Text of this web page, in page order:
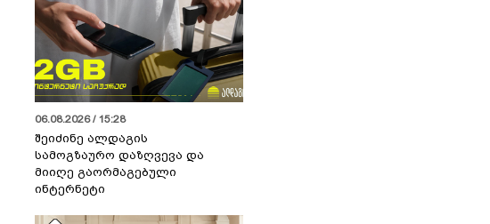
06.08.2026 / 15:28
შეიძინე ალდაგის
სამოგზაურო დაზღვევა და
მიიღე გაორმაგებული
ინტერნეტი